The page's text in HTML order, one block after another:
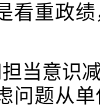
看重政
当意识
问题从